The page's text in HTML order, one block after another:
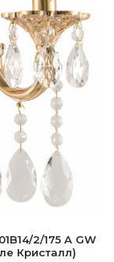
2/175 A GW
Кристалл)